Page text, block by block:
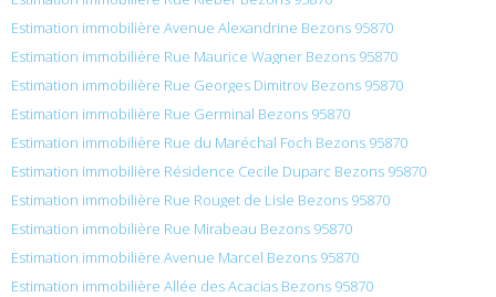
Estimation immobilière Avenue Alexandrine Bezons 95870
Estimation immobilière Rue Maurice Wagner Bezons 95870
Estimation immobilière Rue Georges Dimitrov Bezons 95870
Estimation immobilière Rue Germinal Bezons 95870
Estimation immobilière Rue du Maréchal Foch Bezons 95870
Estimation immobilière Résidence Cecile Duparc Bezons 95870
Estimation immobilière Rue Rouget de Lisle Bezons 95870
Estimation immobilière Rue Mirabeau Bezons 95870
Estimation immobilière Avenue Marcel Bezons 95870
Estimation immobilière Allée des Acacias Bezons 95870